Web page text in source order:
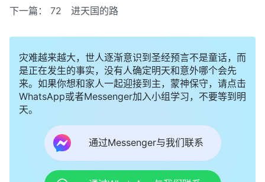
下一篇： 72 进天国的路
灾难越来越大，世人逐渐意识到圣经预言不是童话，而
是正在发生的事实，没有人确定明天和意外哪个会先
来。如果你想和家人一起迎接到主，蒙神保守，请点击
WhatsApp或者Messenger加入小组学习，不要等到明
天。
通过Messenger与我们联系